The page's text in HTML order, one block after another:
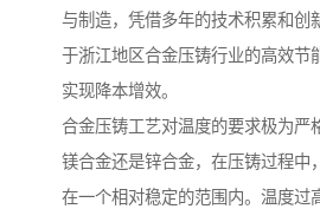
与制造，凭借多年的技术积累和创
于浙江地区合金压铸行业的高效节
实现降本增效。
合金压铸工艺对温度的要求极为严
镁合金还是锌合金，在压铸过程中
在一个相对稳定的范围内。温度过